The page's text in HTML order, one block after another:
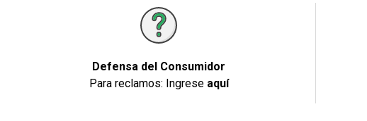
Defensa del Consumidor
Para reclamos: Ingrese aquí